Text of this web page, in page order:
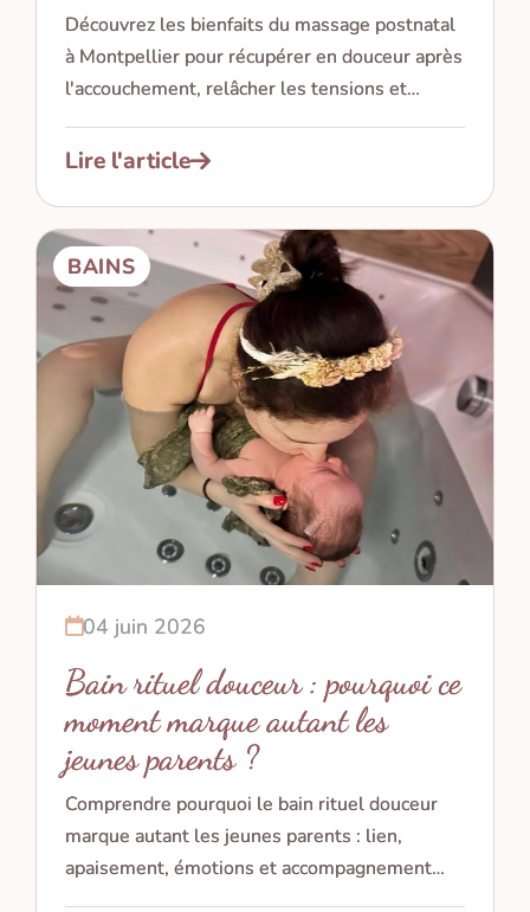
Découvrez les bienfaits du massage postnatal
à Montpellier pour récupérer en douceur après
l'accouchement, relâcher les tensions et
prendre soin de soi.
Lire l'article
BAINS
04 juin 2026
Bain rituel douceur : pourquoi ce
moment marque autant les
jeunes parents ?
Comprendre pourquoi le bain rituel douceur
marque autant les jeunes parents : lien,
apaisement, émotions et accompagnement
autour de la naissance.